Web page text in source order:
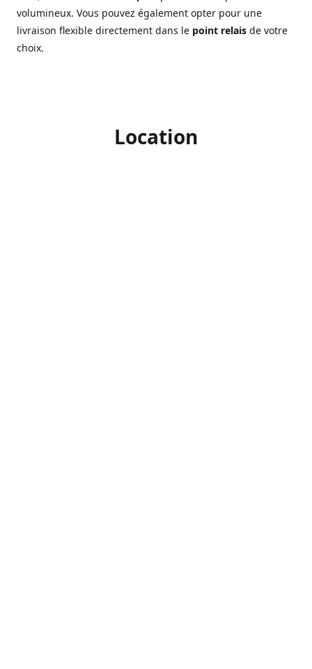
volumineux. Vous pouvez également opter pour une
livraison flexible directement dans le point relais de votre
choix.
Location